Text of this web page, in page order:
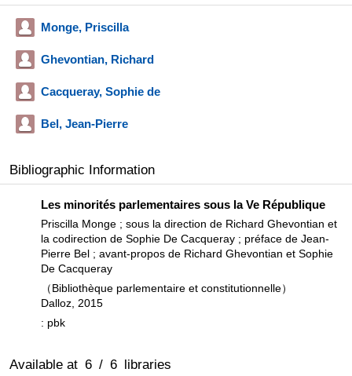
Monge, Priscilla
Ghevontian, Richard
Cacqueray, Sophie de
Bel, Jean-Pierre
Bibliographic Information
Les minorités parlementaires sous la Ve République
Priscilla Monge ; sous la direction de Richard Ghevontian et
la codirection de Sophie De Cacqueray ; préface de Jean-
Pierre Bel ; avant-propos de Richard Ghevontian et Sophie
De Cacqueray
（Bibliothèque parlementaire et constitutionnelle）
Dalloz, 2015
: pbk
Available at 6 / 6 libraries